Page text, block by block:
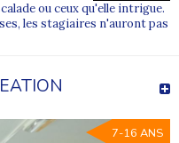
ou ceux qu'elle intrigue.
les stagiaires n'auront pas
7-16 ANS